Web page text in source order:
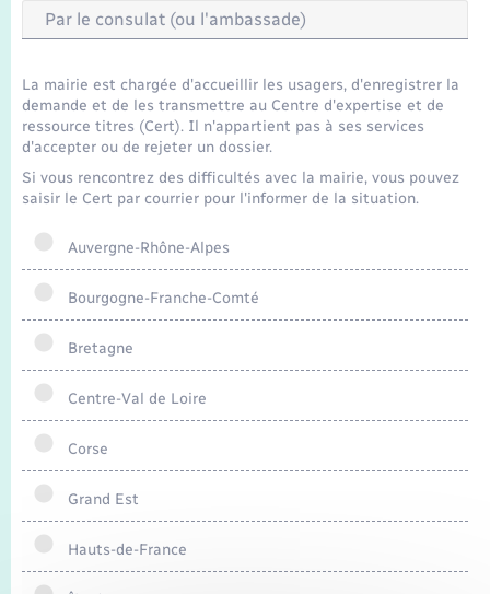
Seniors
Transports
Voirie et espace public
Par le consulat (ou l'ambassade)
La mairie est chargée d'accueillir les usagers, d'enregistrer la
demande et de les transmettre au Centre d'expertise et de
ressource titres (Cert). Il n'appartient pas à ses services
d'accepter ou de rejeter un dossier.
Si vous rencontrez des difficultés avec la mairie, vous pouvez
saisir le Cert par courrier pour l'informer de la situation.
Auvergne-Rhône-Alpes
Bourgogne-Franche-Comté
Bretagne
Centre-Val de Loire
Corse
Grand Est
Hauts-de-France